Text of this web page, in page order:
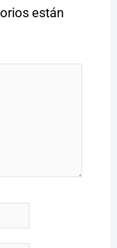
están